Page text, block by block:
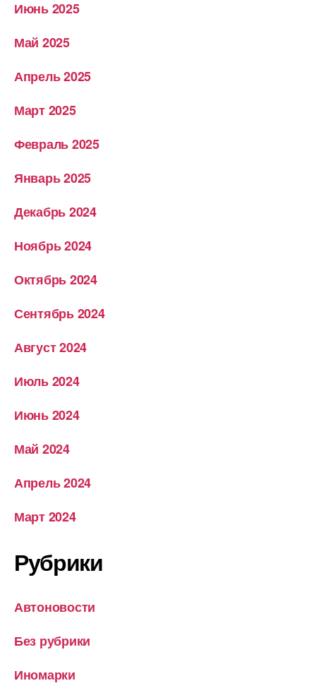
Июнь 2025
Май 2025
Апрель 2025
Март 2025
Февраль 2025
Январь 2025
Декабрь 2024
Ноябрь 2024
Октябрь 2024
Сентябрь 2024
Август 2024
Июль 2024
Июнь 2024
Май 2024
Апрель 2024
Март 2024
Рубрики
Автоновости
Без рубрики
Иномарки